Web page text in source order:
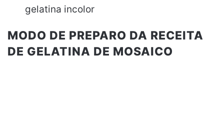
gelatina incolor
MODO DE PREPARO DA RECEITA
DE GELATINA DE MOSAICO